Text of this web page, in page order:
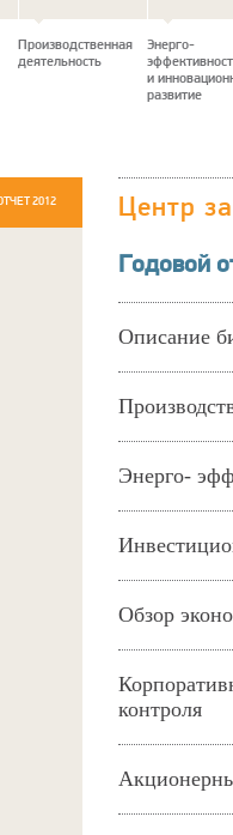
Производственная
деятельность
Энерго-
и
развитие
2012 Центр
Годовой
Описание
Энерго-
Обзор
контроля